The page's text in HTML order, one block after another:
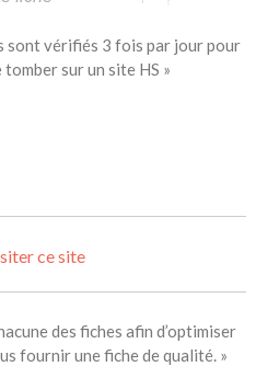
sont vérifiés 3 fois par jour pour
sur un site HS »
ce site
des fiches afin d’optimiser
fournir une fiche de qualité. »